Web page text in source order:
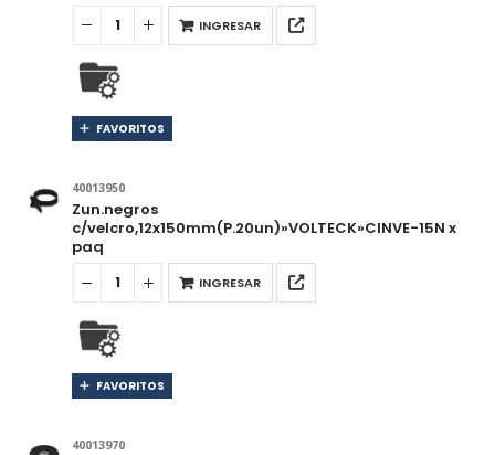
INGRESAR
FAVORITOS
40013950
Zun.negros
c/velcro,12x150mm(P.20un)»VOLTECK»CINVE-15N x
paq
INGRESAR
FAVORITOS
40013970